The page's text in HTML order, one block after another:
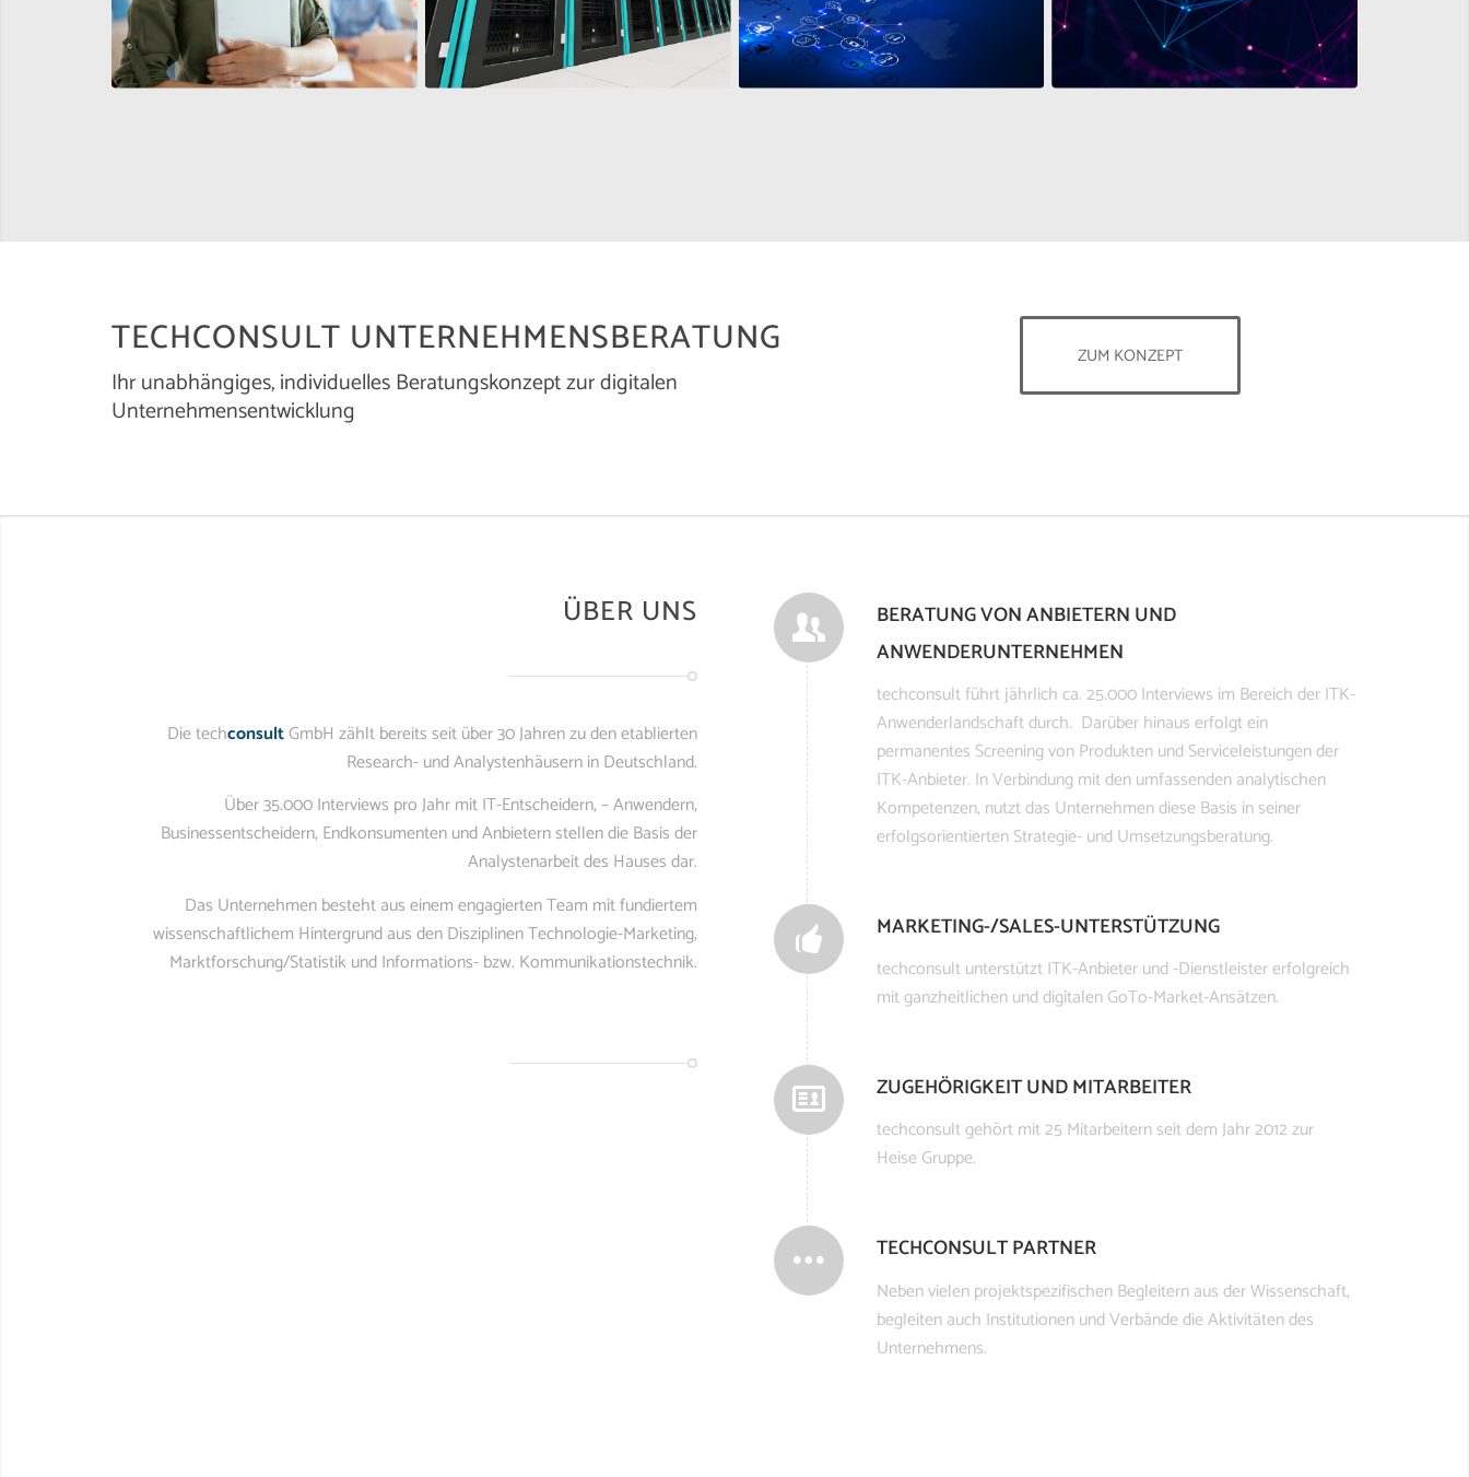
TECHCONSULT UNTERNEHMENSBERATUNG
Ihr unabhängiges, individuelles Beratungskonzept zur digitalen
Unternehmensentwicklung
ZUM KONZEPT
ÜBER UNS
Die techconsultGmbH zählt bereits seit über 30 Jahren zu den etablierten
Research- und Analystenhäusern in Deutschland.
Über 35.000 Interviews pro Jahr mit IT-Entscheidern, – Anwendern,
Businessentscheidern, Endkonsumenten und Anbietern stellen die Basis der
Analystenarbeit des Hauses dar.
Das Unternehmen besteht aus einem engagierten Team mit fundiertem
wissenschaftlichem Hintergrund aus den Disziplinen Technologie-Marketing,
Marktforschung/Statistik und Informations- bzw. Kommunikationstechnik.
BERATUNG VON ANBIETERN UND
ANWENDERUNTERNEHMEN
techconsult führt jährlich ca. 25.000 Interviews im Bereich der ITK-
Anwenderlandschaft durch. Darüber hinaus erfolgt ein
permanentes Screening von Produkten und Serviceleistungen der
ITK-Anbieter. In Verbindung mit den umfassenden analytischen
Kompetenzen, nutzt das Unternehmen diese Basis in seiner
erfolgsorientierten Strategie- und Umsetzungsberatung.
MARKETING-/SALES-UNTERSTÜTZUNG
techconsult unterstützt ITK-Anbieter und -Dienstleister erfolgreich
mit ganzheitlichen und digitalen GoTo-Market-Ansätzen.
ZUGEHÖRIGKEIT UND MITARBEITER
techconsult gehört mit 25 Mitarbeitern seit dem Jahr 2012 zur
Heise Gruppe.
TECHCONSULT PARTNER
Neben vielen projektspezifischen Begleitern aus der Wissenschaft,
begleiten auch Institutionen und Verbände die Aktivitäten des
Unternehmens.